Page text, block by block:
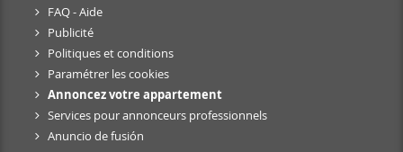
FAQ - Aide
Publicité
Politiques et conditions
Paramétrer les cookies
Annoncez votre appartement
Services pour annonceurs professionnels
Anuncio de fusión